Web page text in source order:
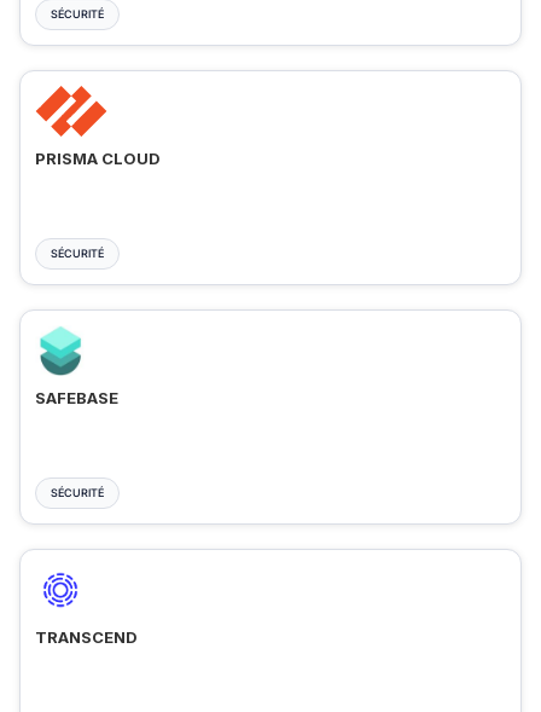
SÉCURITÉ
PRISMA CLOUD
SÉCURITÉ
SAFEBASE
SÉCURITÉ
TRANSCEND